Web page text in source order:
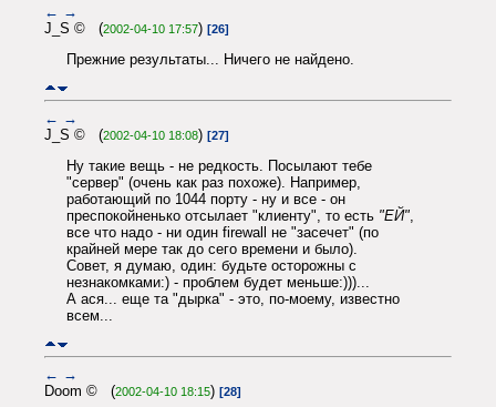
← →
J_S © (2002-04-10 17:57) [26]
Прежние результаты... Ничего не найдено.
← →
J_S © (2002-04-10 18:08) [27]
Ну такие вещь - не редкость. Посылают тебе
"сервер" (очень как раз похоже). Например,
работающий по 1044 порту - ну и все - он
преспокойненько отсылает "клиенту", то есть "ЕЙ",
все что надо - ни один firewall не "засечет" (по
крайней мере так до сего времени и было).
Совет, я думаю, один: будьте осторожны с
незнакомками:) - проблем будет меньше:)))...
А ася... еще та "дырка" - это, по-моему, известно
всем...
← →
Doom © (2002-04-10 18:15) [28]